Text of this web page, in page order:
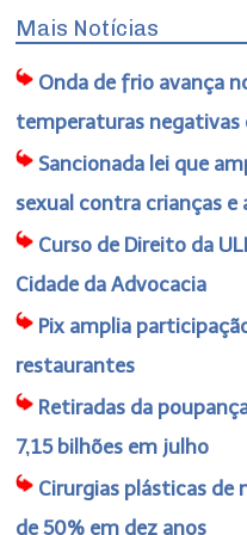
Mais Notícias
Onda de frio avança
temperaturas negativas
Sancionada lei que
sexual contra crianças e
Curso de Direito da
Cidade da Advocacia
Pix amplia
restaurantes
Retiradas da
7,15 bilhões em julho
Cirurgias plásticas de
de 50% em dez anos